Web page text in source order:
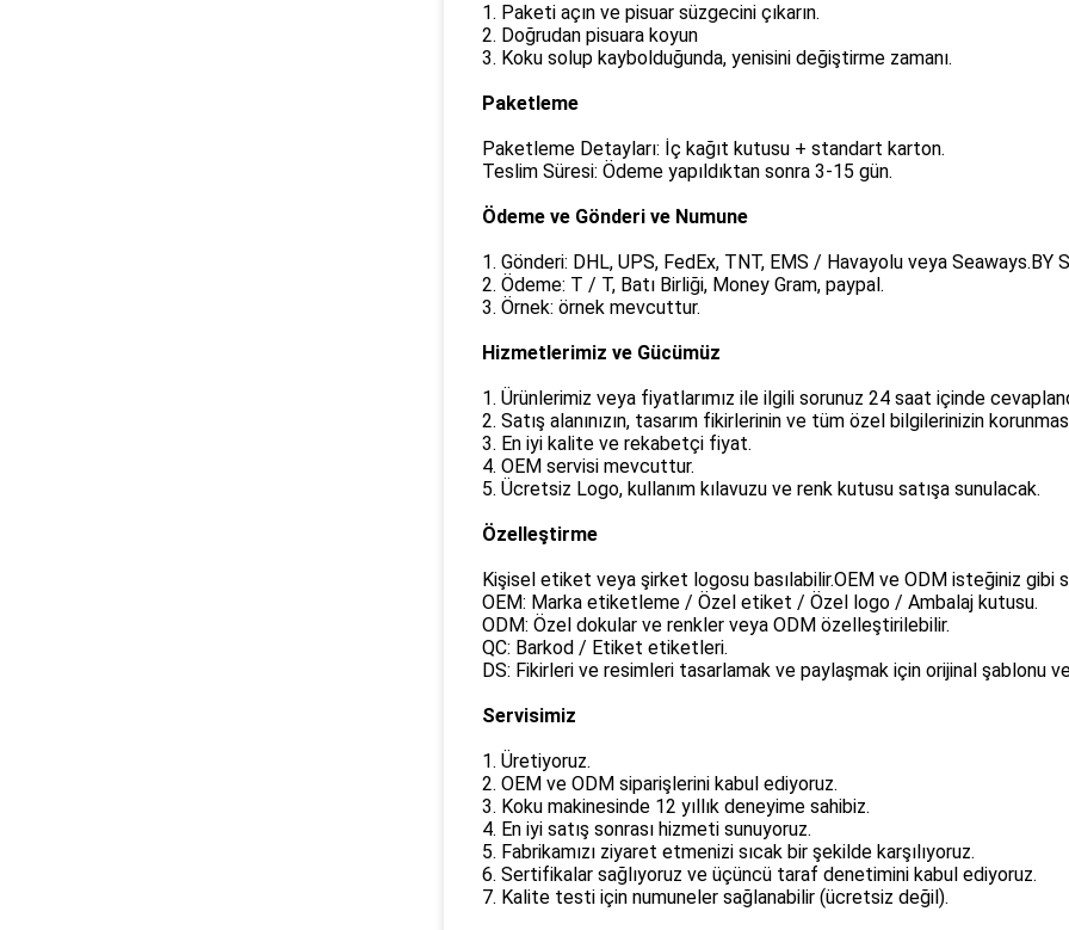
1. Paketi açın ve pisuar süzgecini çıkarın.
2. Doğrudan pisuara koyun
3. Koku solup kaybolduğunda, yenisini değiştirme zamanı.
Paketleme
Paketleme Detayları: İç kağıt kutusu + standart karton.
Teslim Süresi: Ödeme yapıldıktan sonra 3-15 gün.
Ödeme ve Gönderi ve Numune
1. Gönderi: DHL, UPS, FedEx, TNT, EMS / Havayolu veya Seaways.BY
2. Ödeme: T / T, Batı Birliği, Money Gram, paypal.
3. Örnek: örnek mevcuttur.
Hizmetlerimiz ve Gücümüz
1. Ürünlerimiz veya fiyatlarımız ile ilgili sorunuz 24 saat içinde
2. Satış alanınızın, tasarım fikirlerinin ve tüm özel bilgilerinizin
3. En iyi kalite ve rekabetçi fiyat.
4. OEM servisi mevcuttur.
5. Ücretsiz Logo, kullanım kılavuzu ve renk kutusu satışa sunulacak.
Özelleştirme
Kişisel etiket veya şirket logosu basılabilir.OEM ve ODM isteğiniz gibi
OEM: Marka etiketleme / Özel etiket / Özel logo / Ambalaj kutusu.
ODM: Özel dokular ve renkler veya ODM özelleştirilebilir.
QC: Barkod / Etiket etiketleri.
DS: Fikirleri ve resimleri tasarlamak ve paylaşmak için orijinal şablonu
Servisimiz
1. Üretiyoruz.
2. OEM ve ODM siparişlerini kabul ediyoruz.
3. Koku makinesinde 12 yıllık deneyime sahibiz.
4. En iyi satış sonrası hizmeti sunuyoruz.
5. Fabrikamızı ziyaret etmenizi sıcak bir şekilde karşılıyoruz.
6. Sertifikalar sağlıyoruz ve üçüncü taraf denetimini kabul ediyoruz.
7. Kalite testi için numuneler sağlanabilir (ücretsiz değil).